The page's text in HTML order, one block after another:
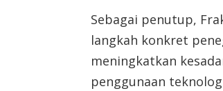
Sebagai penutup,
langkah konkret
meningkatkan
penggunaan